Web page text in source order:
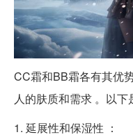
CC霜和BB霜各有其优
人的肤质和需求 。以下
1. 延展性和保湿性 ：